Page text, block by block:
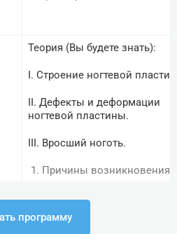
Теория (Вы будете знать):
І. Строение ногтевой
II. Дефекты и деформации
ногтевой пластины.
ІІІ. Вросший ноготь.
Причины возникновения
деформированного ногтя.
пластины.
программу